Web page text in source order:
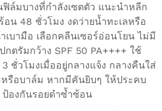
ฟิล์มบางที่กำลังเซตตัว แนะนำหลีก
อน 48 ชั่วโมง งดว่ายน้ำทะเลหรือ
บามือ เลือกคลีนเซอร์อ่อนโยน ไม่มี
ตรัมกว้าง SPF 50 PA++++ ใช้
ชั่วโมงเมื่ออยู่กลางแจ้ง กลางคืนใส่
หรือบาล์ม หากมีคันยิบๆ ให้ประคบ
ป้องกันรอยดำซ้ำซ้อน